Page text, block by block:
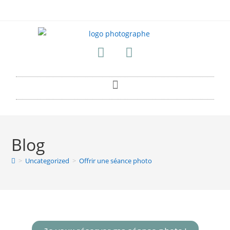
Blog
> Uncategorized > Offrir une séance photo